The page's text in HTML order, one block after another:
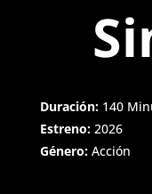
Duración:140
Estreno:2026
Género:Acción